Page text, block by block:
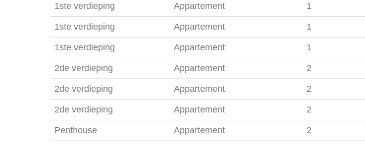
1ste verdieping Appartement 1
1ste verdieping Appartement 1
1ste verdieping Appartement 1
2de verdieping Appartement 2
2de verdieping Appartement 2
2de verdieping Appartement 2
Penthouse Appartement 2